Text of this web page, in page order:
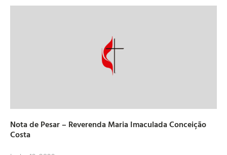
Nota de Pesar – Reverenda Maria Imaculada Conceição
Costa